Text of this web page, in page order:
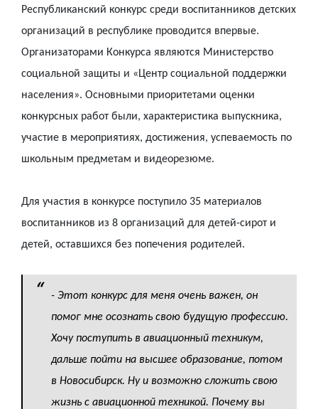
Республиканский конкурс среди воспитанников детских
организаций в республике проводится впервые.
Организаторами Конкурса являются Министерство
социальной защиты и «Центр социальной поддержки
населения». Основными приоритетами оценки
конкурсных работ были, характеристика выпускника,
участие в мероприятиях, достижения, успеваемость по
школьным предметам и видеорезюме.
Для участия в конкурсе поступило 35 материалов
воспитанников из 8 организаций для детей-сирот и
детей, оставшихся без попечения родителей.
- Этот конкурс для меня очень важен, он
помог мне осознать свою будущую профессию.
Хочу поступить в авиационный техникум,
дальше пойти на высшее образование, потом
в Новосибирск. Ну и возможно сложить свою
жизнь с авиационной техникой. Почему вы